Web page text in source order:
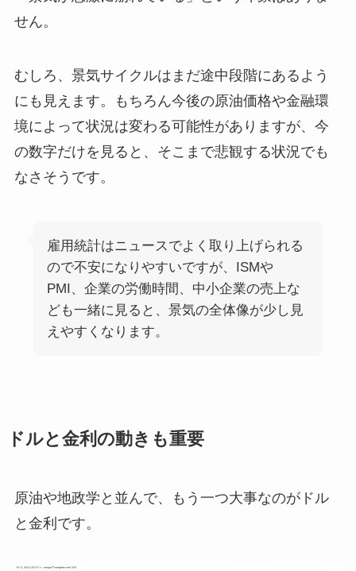
せん。
むしろ、景気サイクルはまだ途中段階にあるよう
にも見えます。もちろん今後の原油価格や金融環
境によって状況は変わる可能性がありますが、今
の数字だけを見ると、そこまで悲観する状況でも
なさそうです。
雇用統計はニュースでよく取り上げられる
ので不安になりやすいですが、ISMや
PMI、企業の労働時間、中小企業の売上な
ども一緒に見ると、景気の全体像が少し見
えやすくなります。
ドルと金利の動きも重要
原油や地政学と並んで、もう一つ大事なのがドル
と金利です。